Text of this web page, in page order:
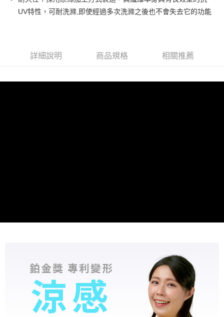
付款後全家取貨
每筆NT$65，滿NT$1,500(含以上)免運費
UV特性，可耐洗滌,即使經過多次洗滌之後也不會失去它的功能
詳細說明 商品規格 相關推薦